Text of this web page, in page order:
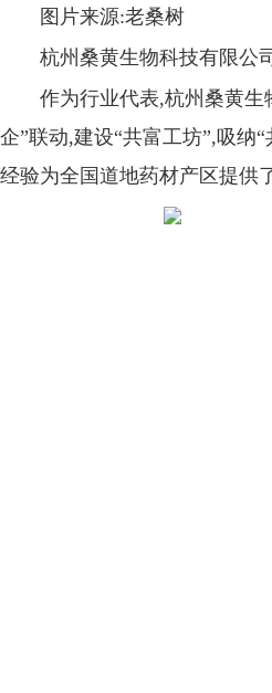
图片来源:老桑树
杭州桑黄生物科技有限公
作为行业代表,杭州桑黄
企”联动,建设“共富工坊”,吸纳
经验为全国道地药材产区提供